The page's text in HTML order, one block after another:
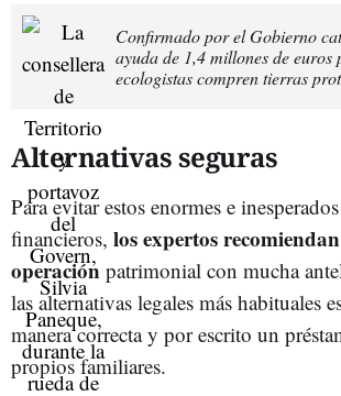
Confirmado por el Gobierno
ayuda de 1,4 millones de euros
ecologistas compren tierras
Alternativas seguras
Para evitar estos enormes e
financieros, los expertos
operación patrimonial con mucha
las alternativas legales más habituales
manera correcta y por escrito un
propios familiares.